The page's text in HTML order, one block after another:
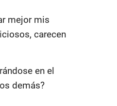
mejor mis
carecen
en el
demás?